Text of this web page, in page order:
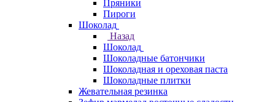
Пряники
Пироги
Шоколад
Назад
Шоколад
Шоколадные батончики
Шоколадная и ореховая паста
Шоколадные плитки
Жевательная резинка